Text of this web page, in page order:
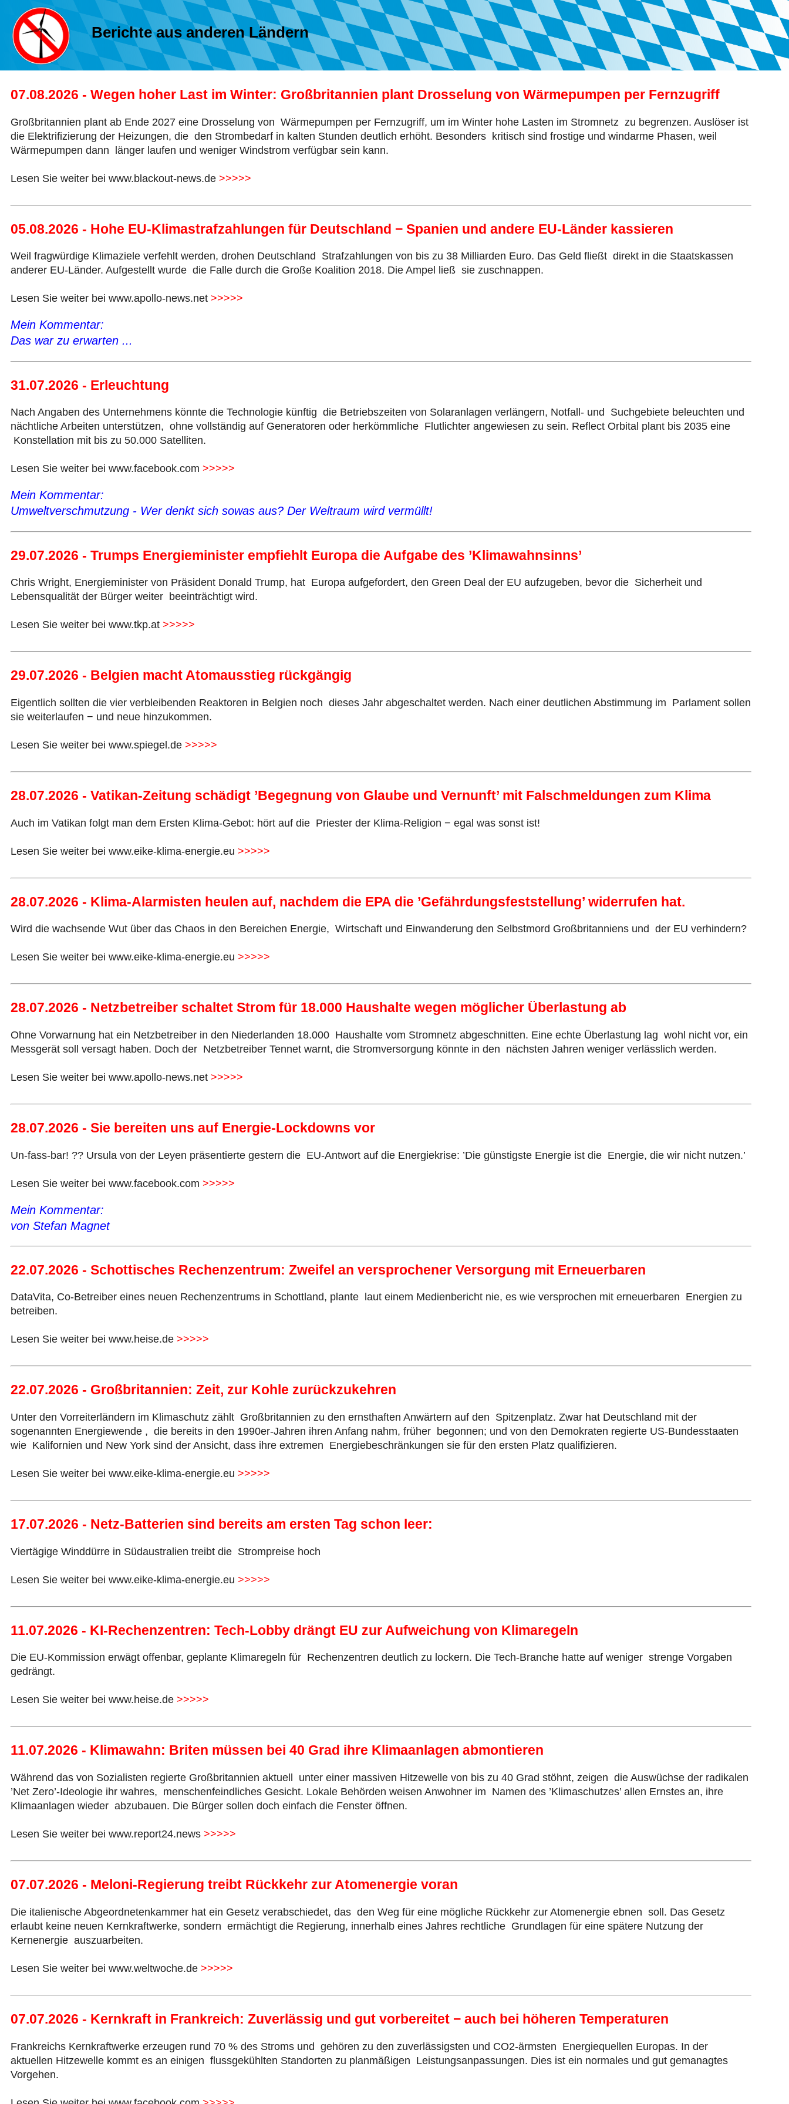
Berichte aus anderen Ländern
07.08.2026 - Wegen hoher Last im Winter: Großbritannien plant Drosselung von Wärmepumpen per Fernzugriff
Großbritannien plant ab Ende 2027 eine Drosselung von Wärmepumpen per Fernzugriff, um im Winter hohe Lasten im Stromnetz zu begrenzen. Auslöser ist
die Elektrifizierung der Heizungen, die den Strombedarf in kalten Stunden deutlich erhöht. Besonders kritisch sind frostige und windarme Phasen, weil
Wärmepumpen dann länger laufen und weniger Windstrom verfügbar sein kann.
Lesen Sie weiter bei www.blackout-news.de >>>>>
05.08.2026 - Hohe EU-Klimastrafzahlungen für Deutschland − Spanien und andere EU-Länder kassieren
Weil fragwürdige Klimaziele verfehlt werden, drohen Deutschland Strafzahlungen von bis zu 38 Milliarden Euro. Das Geld fließt direkt in die Staatskassen
anderer EU-Länder. Aufgestellt wurde die Falle durch die Große Koalition 2018. Die Ampel ließ sie zuschnappen.
Lesen Sie weiter bei www.apollo-news.net >>>>>
Mein Kommentar:
Das war zu erwarten ...
31.07.2026 - Erleuchtung
Nach Angaben des Unternehmens könnte die Technologie künftig die Betriebszeiten von Solaranlagen verlängern, Notfall- und Suchgebiete beleuchten und
nächtliche Arbeiten unterstützen, ohne vollständig auf Generatoren oder herkömmliche Flutlichter angewiesen zu sein. Reflect Orbital plant bis 2035 eine
Konstellation mit bis zu 50.000 Satelliten.
Lesen Sie weiter bei www.facebook.com >>>>>
Mein Kommentar:
Umweltverschmutzung - Wer denkt sich sowas aus? Der Weltraum wird vermüllt!
29.07.2026 - Trumps Energieminister empfiehlt Europa die Aufgabe des ’Klimawahnsinns’
Chris Wright, Energieminister von Präsident Donald Trump, hat Europa aufgefordert, den Green Deal der EU aufzugeben, bevor die Sicherheit und
Lebensqualität der Bürger weiter beeinträchtigt wird.
Lesen Sie weiter bei www.tkp.at >>>>>
29.07.2026 - Belgien macht Atomausstieg rückgängig
Eigentlich sollten die vier verbleibenden Reaktoren in Belgien noch dieses Jahr abgeschaltet werden. Nach einer deutlichen Abstimmung im Parlament sollen
sie weiterlaufen − und neue hinzukommen.
Lesen Sie weiter bei www.spiegel.de >>>>>
28.07.2026 - Vatikan-Zeitung schädigt ’Begegnung von Glaube und Vernunft’ mit Falschmeldungen zum Klima
Auch im Vatikan folgt man dem Ersten Klima-Gebot: hört auf die Priester der Klima-Religion − egal was sonst ist!
Lesen Sie weiter bei www.eike-klima-energie.eu >>>>>
28.07.2026 - Klima-Alarmisten heulen auf, nachdem die EPA die ’Gefährdungsfeststellung’ widerrufen hat.
Wird die wachsende Wut über das Chaos in den Bereichen Energie, Wirtschaft und Einwanderung den Selbstmord Großbritanniens und der EU verhindern?
Lesen Sie weiter bei www.eike-klima-energie.eu >>>>>
28.07.2026 - Netzbetreiber schaltet Strom für 18.000 Haushalte wegen möglicher Überlastung ab
Ohne Vorwarnung hat ein Netzbetreiber in den Niederlanden 18.000 Haushalte vom Stromnetz abgeschnitten. Eine echte Überlastung lag wohl nicht vor, ein
Messgerät soll versagt haben. Doch der Netzbetreiber Tennet warnt, die Stromversorgung könnte in den nächsten Jahren weniger verlässlich werden.
Lesen Sie weiter bei www.apollo-news.net >>>>>
28.07.2026 - Sie bereiten uns auf Energie-Lockdowns vor
Un-fass-bar! ?? Ursula von der Leyen präsentierte gestern die EU-Antwort auf die Energiekrise: ’Die günstigste Energie ist die Energie, die wir nicht nutzen.’
Lesen Sie weiter bei www.facebook.com >>>>>
Mein Kommentar:
von Stefan Magnet
22.07.2026 - Schottisches Rechenzentrum: Zweifel an versprochener Versorgung mit Erneuerbaren
DataVita, Co-Betreiber eines neuen Rechenzentrums in Schottland, plante laut einem Medienbericht nie, es wie versprochen mit erneuerbaren Energien zu
betreiben.
Lesen Sie weiter bei www.heise.de >>>>>
22.07.2026 - Großbritannien: Zeit, zur Kohle zurückzukehren
Unter den Vorreiterländern im Klimaschutz zählt Großbritannien zu den ernsthaften Anwärtern auf den Spitzenplatz. Zwar hat Deutschland mit der
sogenannten Energiewende , die bereits in den 1990er-Jahren ihren Anfang nahm, früher begonnen; und von den Demokraten regierte US-Bundesstaaten
wie Kalifornien und New York sind der Ansicht, dass ihre extremen Energiebeschränkungen sie für den ersten Platz qualifizieren.
Lesen Sie weiter bei www.eike-klima-energie.eu >>>>>
17.07.2026 - Netz-Batterien sind bereits am ersten Tag schon leer:
Viertägige Winddürre in Südaustralien treibt die Strompreise hoch
Lesen Sie weiter bei www.eike-klima-energie.eu >>>>>
11.07.2026 - KI-Rechenzentren: Tech-Lobby drängt EU zur Aufweichung von Klimaregeln
Die EU-Kommission erwägt offenbar, geplante Klimaregeln für Rechenzentren deutlich zu lockern. Die Tech-Branche hatte auf weniger strenge Vorgaben
gedrängt.
Lesen Sie weiter bei www.heise.de >>>>>
11.07.2026 - Klimawahn: Briten müssen bei 40 Grad ihre Klimaanlagen abmontieren
Während das von Sozialisten regierte Großbritannien aktuell unter einer massiven Hitzewelle von bis zu 40 Grad stöhnt, zeigen die Auswüchse der radikalen
’Net Zero’-Ideologie ihr wahres, menschenfeindliches Gesicht. Lokale Behörden weisen Anwohner im Namen des ’Klimaschutzes’ allen Ernstes an, ihre
Klimaanlagen wieder abzubauen. Die Bürger sollen doch einfach die Fenster öffnen.
Lesen Sie weiter bei www.report24.news >>>>>
07.07.2026 - Meloni-Regierung treibt Rückkehr zur Atomenergie voran
Die italienische Abgeordnetenkammer hat ein Gesetz verabschiedet, das den Weg für eine mögliche Rückkehr zur Atomenergie ebnen soll. Das Gesetz
erlaubt keine neuen Kernkraftwerke, sondern ermächtigt die Regierung, innerhalb eines Jahres rechtliche Grundlagen für eine spätere Nutzung der
Kernenergie auszuarbeiten.
Lesen Sie weiter bei www.weltwoche.de >>>>>
07.07.2026 - Kernkraft in Frankreich: Zuverlässig und gut vorbereitet − auch bei höheren Temperaturen
Frankreichs Kernkraftwerke erzeugen rund 70 % des Stroms und gehören zu den zuverlässigsten und CO2-ärmsten Energiequellen Europas. In der
aktuellen Hitzewelle kommt es an einigen flussgekühlten Standorten zu planmäßigen Leistungsanpassungen. Dies ist ein normales und gut gemanagtes
Vorgehen.